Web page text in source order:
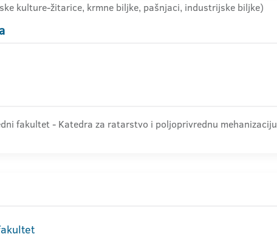
kulture-žitarice, krmne biljke, pašnjaci, industrijske biljke)
fakultet - Katedra za ratarstvo i poljoprivrednu mehanizaciju